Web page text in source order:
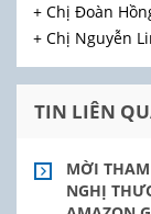
+ Chị Đoàn
+ Chị Nguyễn
TIN LIÊN
MỜI
NGHỊ